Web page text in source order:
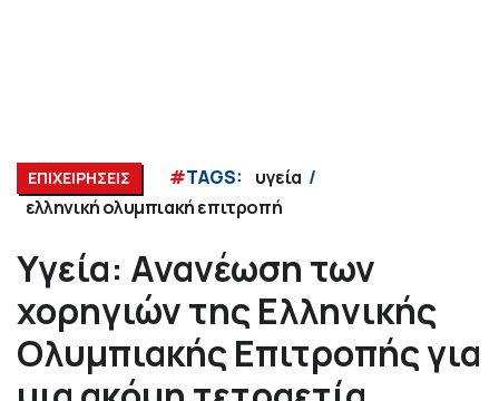
ΕΠΙΧΕΙΡΗΣΕΙΣ #TAGS:
υγεία
ελληνική ολυμπιακή επιτροπή
Υγεία: Ανανέωση των
χορηγιών της Ελληνικής
Ολυμπιακής Επιτροπής για